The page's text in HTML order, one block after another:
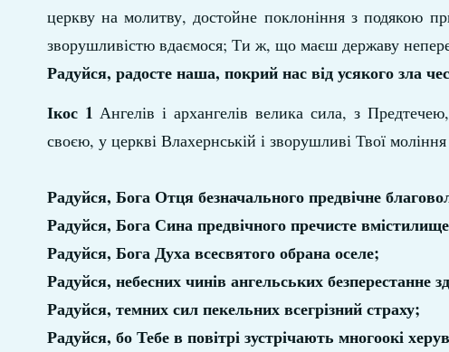
церкву на молитву, достойне поклоніння з подякою
зворушливістю вдаємося; Ти ж, що маєш державу
Радуйся, радосте наша, покрий нас від усякого зла
Ікос 1 Ангелів і архангелів велика сила, з
своєю, у церкві Влахернській і зворушливі Твої
Радуйся, Бога Отця безначального предвічне
Радуйся, Бога Сина предвічного пречисте
Радуйся, Бога Духа всесвятого обрана оселе;
Радуйся, небесних чинів ангельських безперестанне
Радуйся, темних сил пекельних всегрізний страху;
Радуйся, бо Тебе в повітрі зустрічають многоокі